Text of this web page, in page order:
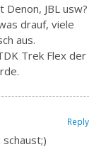
JBL usw?
drauf, viele
aus.
Trek Flex der
Reply